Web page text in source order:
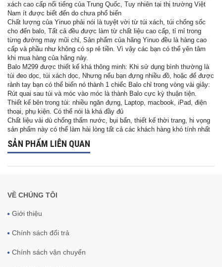
xách cao cấp nổi tiếng của Trung Quốc, Tuy nhiên tại thị trường Việt
Nam ít được biết đến do chưa phổ biến
Chất lượng của Yinuo phải nói là tuyệt vời từ túi xách, túi chống sốc
cho đến balo, Tất cả đều được làm từ chất liệu cao cấp, tỉ mỉ trong
từng đường may mũi chỉ, Sản phẩm của hãng Yinuo đều là hàng cao
cấp và phầu như không có sp rẻ tiền. Vì vậy các bạn có thể yên tâm
khi mua hàng của hãng này.
Balo M299 được thiết kế khá thông minh: Khi sử dụng bình thường là
túi đeo dọc, túi xách dọc, Nhưng nếu bạn đựng nhiều đồ, hoặc để được
rảnh tay bạn có thể biến nó thành 1 chiếc Balo chỉ trong vòng vài giây:
Rút quai sau túi và móc vào móc là thành Balo cực kỳ thuận tiện.
Thiết kế bên trong túi: nhiều ngăn đựng, Laptop, macbook, iPad, điện
thoại, phụ kiện. Có thể nói là khá đầy đủ
Chất liệu vải dù chống thấm nước, bụi bẩn, thiết kế thời trang, hi vọng
sản phẩm này có thể làm hài lòng tất cả các khách hàng khó tính nhất
SẢN PHẨM LIÊN QUAN
VỀ CHÚNG TÔI
Giới thiệu
Chính sách đổi trả
Chính sách vận chuyển